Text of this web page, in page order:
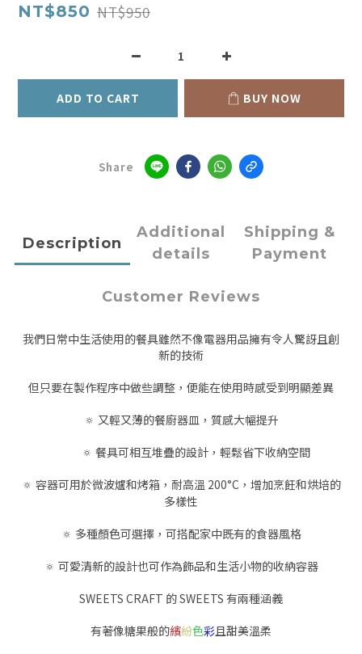
NT$850 NT$950
ADD TO CART BUY NOW
Share
Description
Additional
details
Shipping &
Payment
Customer Reviews
我們日常中生活使用的餐具雖然不像電器用品擁有令人驚訝且創
新的技術
但只要在製作程序中做些調整，便能在使用時感受到明顯差異
🔅 又輕又薄的餐廚器皿，質感大幅提升
🔅 餐具可相互堆疊的設計，輕鬆省下收納空間
🔅 容器可用於微波爐和烤箱，耐高溫 200°C，增加烹飪和烘培的
多樣性
🔅 多種顏色可選擇，可搭配家中既有的食器風格
🔅 可愛清新的設計也可作為飾品和生活小物的收納容器
SWEETS CRAFT 的 SWEETS 有兩種涵義
有著像糖果般的繽紛色彩且甜美溫柔